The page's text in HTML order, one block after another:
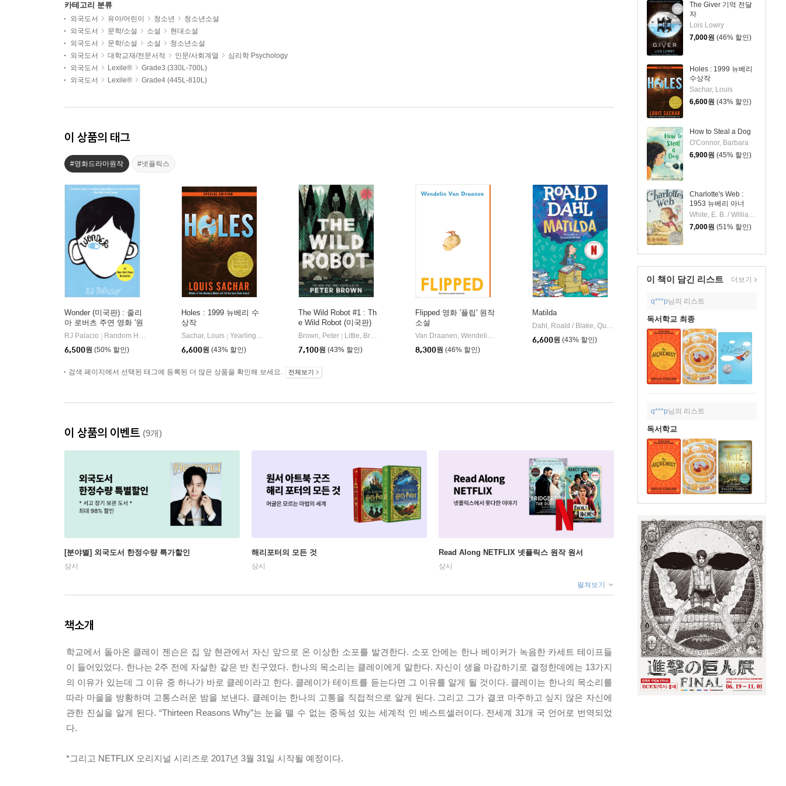
The Giver 기억 전달
자
Lois Lowry
7,000원 (46% 할인)
Holes : 1999 뉴베리
수상작
Sachar, Louis
6,600원 (43% 할인)
How to Steal a Dog
O'Connor, Barbara
6,900원 (45% 할인)
Charlotte's Web :
1953 뉴베리 아너
White, E. B. / Williams, Garth / DiCamillo, Kate
7,000원 (51% 할인)
이 책이 담긴 리스트 더보기
q***p님의 리스트
독서학교 최종
q***p님의 리스트
독서학교
카테고리 분류
외국도서 유아/어린이 청소년
청소년소설
외국도서
문학/소설 소설
현대소설
외국도서
문학/소설 소설
청소년소설
외국도서
대학교재/전문서적 인문/사회계열
심리학 Psychology
외국도서
Lexile®
Grade3 (330L-700L)
외국도서
Lexile® Grade4 (445L-810L)
이 상품의 태그
#영화드라마원작 #넷플릭스
Wonder (미국판) : 줄리
아 로버츠 주연 영화 '원
더' 원작 소설
RJ Palacio
Random House
6,500원 (50% 할인)
Holes : 1999 뉴베리 수
상작
Sachar, Louis
Yearling Books
6,600원 (43% 할인)
The Wild Robot #1 : Th
e Wild Robot (미국판)
Brown, Peter
Little, Brown Books for Young Readers
7,100원 (43% 할인)
Flipped 영화 '플립' 원작
소설
Van Draanen, Wendelin|
8,300원 (46% 할인)
Matilda
Dahl, Roald / Blake, Quentin
6,600원 (43% 할인)
검색 페이지에서 선택된 태그에 등록된 더 많은 상품을 확인해 보세요. 전체보기
이 상품의 이벤트 (9개)
[분야별] 외국도서 한정수량 특가할인
상시
해리포터의 모든 것
상시
Read Along NETFLIX 넷플릭스 원작 원서
상시
펼쳐보기
책소개
학교에서 돌아온 클레이 젠슨은 집 앞 현관에서 자신 앞으로 온 이상한 소포를 발견한다. 소포 안에는 한나 베이커가 녹음한 카세트 테이프들
이 들어있었다. 한나는 2주 전에 자살한 같은 반 친구였다. 한나의 목소리는 클레이에게 말한다. 자신이 생을 마감하기로 결정한데에는 13가지
의 이유가 있는데 그 이유 중 하나가 바로 클레이라고 한다. 클레이가 테이트를 듣는다면 그 이유를 알게 될 것이다. 클레이는 한나의 목소리를
따라 마을을 방황하며 고통스러운 밤을 보낸다. 클레이는 한나의 고통을 직접적으로 알게 된다. 그리고 그가 결코 마주하고 싶지 않은 자신에
관한 진실을 알게 된다. “Thirteen Reasons Why”는 눈을 뗄 수 없는 중독성 있는 세계적 인 베스트셀러이다. 전세계 31개 국 언어로 번역되었
다.
*그리고 NETFLIX 오리지널 시리즈로 2017년 3월 31일 시작될 예정이다.